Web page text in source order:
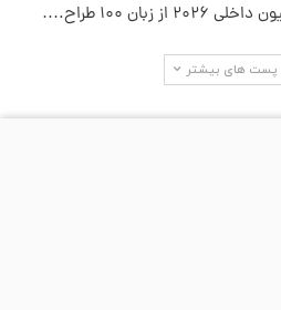
۱۰۰ طراح.…
پست های بیشتر